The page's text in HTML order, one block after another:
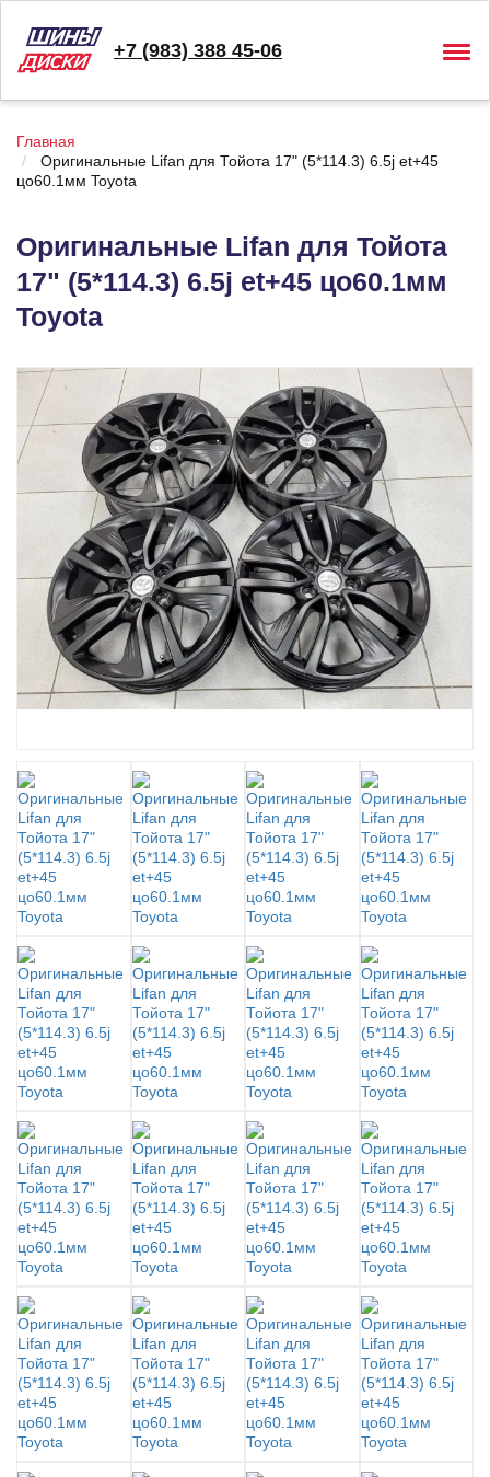
+7 (983) 388 45-06
Главная
Оригинальные Lifan для Тойота 17" (5*114.3) 6.5j et+45
цо60.1мм Toyota
Оригинальные Lifan для Тойота
17" (5*114.3) 6.5j et+45 цо60.1мм
Toyota